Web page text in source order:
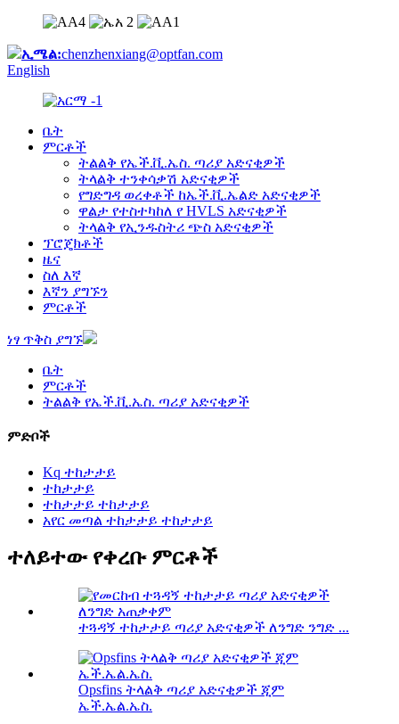
ኢሜል:chenzhenxiang@optfan.com
English
ቤት
ምርቶች
ትልልቅ የኤች.ቪ.ኤስ. ጣሪያ አድናቂዎች
ትላልቅ ተንቀሳቃሽ አድናቂዎች
የግድግዳ ወረቀቶች ከኤች.ቪ.ኤልድ አድናቂዎች
ዋልታ የተስተካከለ የ HVLS አድናቂዎች
ትላልቅ የኢንዱስትሪ ጭስ አድናቂዎች
ፕሮጄክቶች
ዜና
ስለ እኛ
እኛን ያግኙን
ምርቶች
ነፃ ጥቅስ ያግኙ
ቤት
ምርቶች
ትልልቅ የኤች.ቪ.ኤስ. ጣሪያ አድናቂዎች
ምድቦች
Kq ተከታታይ
ተከታታይ
ተከታታይ ተከታታይ
አየር መጣል ተከታታይ ተከታታይ
ተለይተው የቀረቡ ምርቶች
ተጓዳኝ ተከታታይ ጣሪያ አድናቂዎች ለንግድ ንግድ ...
Opsfins ትላልቅ ጣሪያ አድናቂዎች ጂም
ኤች.ኤል.ኤስ.